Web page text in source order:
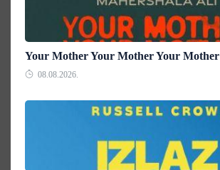
Your Mother Your Mother Your Mother
08.08.2026.